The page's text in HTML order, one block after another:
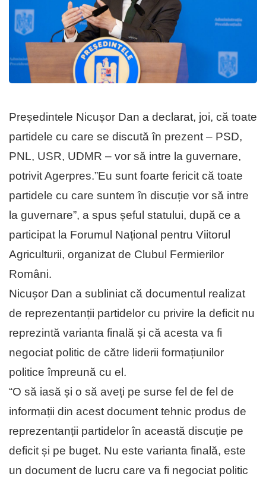
Președintele Nicușor Dan a declarat, joi, că toate
partidele cu care se discută în prezent – PSD,
PNL, USR, UDMR – vor să intre la guvernare,
potrivit Agerpres.”Eu sunt foarte fericit că toate
partidele cu care suntem în discuție vor să intre
la guvernare”, a spus șeful statului, după ce a
participat la Forumul Național pentru Viitorul
Agriculturii, organizat de Clubul Fermierilor
Români.
Nicușor Dan a subliniat că documentul realizat
de reprezentanții partidelor cu privire la deficit nu
reprezintă varianta finală și că acesta va fi
negociat politic de către liderii formațiunilor
politice împreună cu el.
“O să iasă și o să aveți pe surse fel de fel de
informații din acest document tehnic produs de
reprezentanții partidelor în această discuție pe
deficit și pe buget. Nu este varianta finală, este
un document de lucru care va fi negociat politic